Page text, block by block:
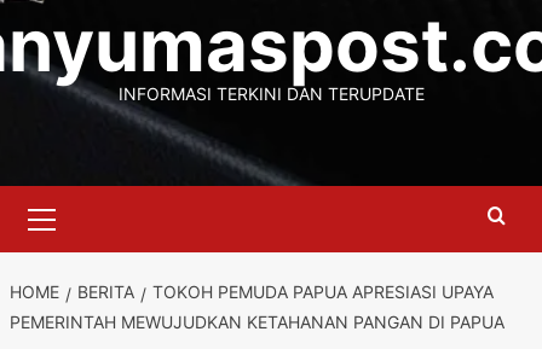
INFORMASI TERKINI DAN TERUPDATE
Menu
HOME BERITA
TOKOH PEMUDA PAPUA APRESIASI UPAYA
PEMERINTAH MEWUJUDKAN KETAHANAN PANGAN DI PAPUA